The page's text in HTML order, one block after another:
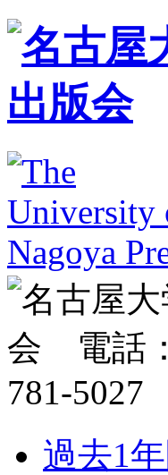
過去1